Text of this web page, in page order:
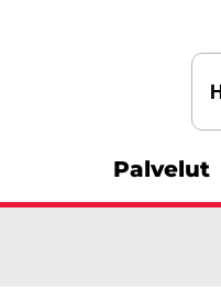
Palvelut